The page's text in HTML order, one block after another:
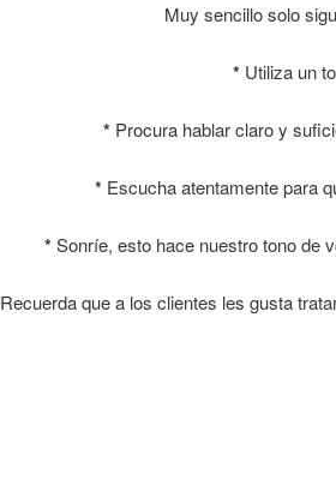
Muy sencillo solo
* Utiliza un
*Procura hablar claro y
*Escucha atentamente para
*Sonríe, esto hace nuestro tono de
Recuerda que a los clientes les gusta